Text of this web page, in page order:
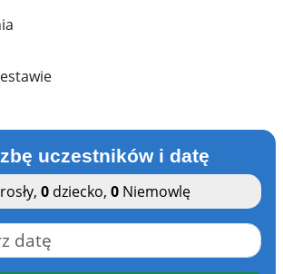
uczestników i datę
, 0dziecko, 0Niemowlę